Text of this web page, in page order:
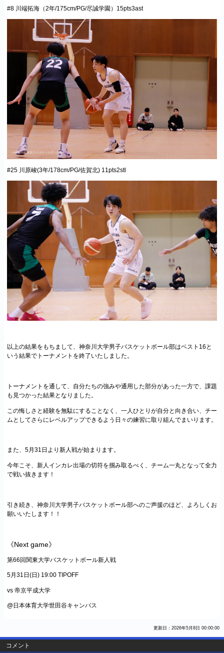
#8 川端拓海（2年/175cm/PG/尽誠学園）15pts3ast
#25 川原峻(3年/178cm/PG/佐賀北) 11pts2stl
以上の結果をもちまして、神奈川大学男子バスケットボール部はベスト16 と
いう結果でトーナメントを終了いたしました。
トーナメントを通して、自分たちの強みや通用した部分があった一方で、課題
も見つかった結果となりました。
この悔しさと経験を無駄にすることなく、一人ひとりが自分と向き合い、チー
ムとしてさらにレベルアップできるよう日々の練習に取り組んでまいります。
また、5月31日より新人戦が始まります。
今年こそ、新人インカレ出場の切符を掴み取るべく、チーム一丸となって全力
で戦い抜きます！
引き続き、神奈川大学男子バスケットボール部へのご声援のほど、よろしくお
願いいたします！！
《Next game》
第66回関東大学バスケットボール新人戦
5月31日(日) 19:00 TIPOFF
vs 帝京平成大学
@日本体育大学世田谷キャンパス
更新日：2026年5月8日 00:00:00
コメント